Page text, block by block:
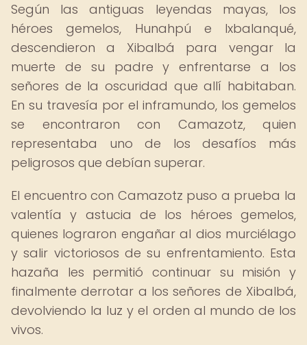
Según las antiguas leyendas mayas, los
héroes gemelos, Hunahpú e Ixbalanqué,
descendieron a Xibalbá para vengar la
muerte de su padre y enfrentarse a los
señores de la oscuridad que allí habitaban.
En su travesía por el inframundo, los gemelos
se encontraron con Camazotz, quien
representaba uno de los desafíos más
peligrosos que debían superar.
El encuentro con Camazotz puso a prueba la
valentía y astucia de los héroes gemelos,
quienes lograron engañar al dios murciélago
y salir victoriosos de su enfrentamiento. Esta
hazaña les permitió continuar su misión y
finalmente derrotar a los señores de Xibalbá,
devolviendo la luz y el orden al mundo de los
vivos.